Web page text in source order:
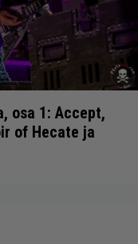
osa 1: Accept,
of Hecate ja